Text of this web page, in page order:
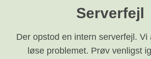
Serverfejl
Der opstod en intern serverfejl. Vi
løse problemet. Prøv venligst